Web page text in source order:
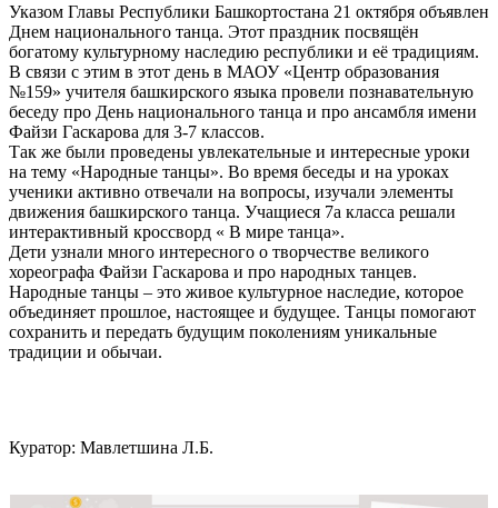
Указом Главы Республики Башкортостана 21 октября объявлен
Днем национального танца. Этот праздник посвящён
богатому культурному наследию республики и её традициям.
В связи с этим в этот день в МАОУ «Центр образования
№159» учителя башкирского языка провели познавательную
беседу про День национального танца и про ансамбля имени
Файзи Гаскарова для 3-7 классов.
Так же были проведены увлекательные и интересные уроки
на тему «Народные танцы». Во время беседы и на уроках
ученики активно отвечали на вопросы, изучали элементы
движения башкирского танца. Учащиеся 7а класса решали
интерактивный кроссворд « В мире танца».
Дети узнали много интересного о творчестве великого
хореографа Файзи Гаскарова и про народных танцев.
Народные танцы – это живое культурное наследие, которое
объединяет прошлое, настоящее и будущее. Танцы помогают
сохранить и передать будущим поколениям уникальные
традиции и обычаи.
Куратор: Мавлетшина Л.Б.